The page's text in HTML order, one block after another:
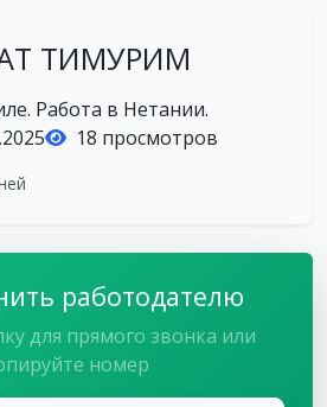
ТИМУРИМ
Работа в Нетании.
18 просмотров
работодателю
для прямого звонка или
номер